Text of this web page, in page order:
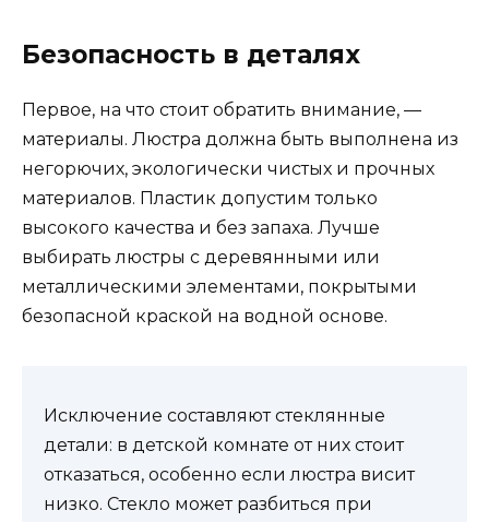
Безопасность в деталях
Первое, на что стоит обратить внимание, —
материалы. Люстра должна быть выполнена из
негорючих, экологически чистых и прочных
материалов. Пластик допустим только
высокого качества и без запаха. Лучше
выбирать люстры с деревянными или
металлическими элементами, покрытыми
безопасной краской на водной основе.
Исключение составляют стеклянные
детали: в детской комнате от них стоит
отказаться, особенно если люстра висит
низко. Стекло может разбиться при